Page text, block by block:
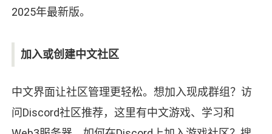
2025年最新版。
加入或创建中文社区
中文界面让社区管理更轻松。想加入现成群组？访
问Discord社区推荐，这里有中文游戏、学习和